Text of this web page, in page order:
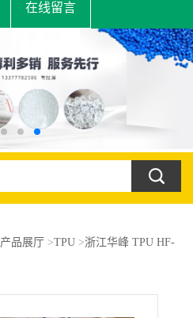
在线留言
产品展厅>TPU>浙江华峰 TPU HF-